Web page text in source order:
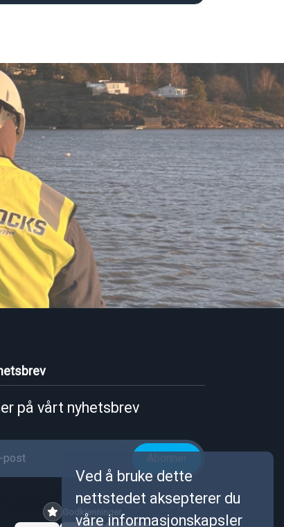
på vårt nyhetsbrev
Abonner
Godkjenninger
Ved å bruke dette
nettstedet aksepterer du
våre informasjonskapsler